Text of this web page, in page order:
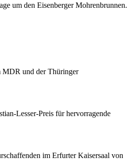
um den Eisenberger Mohrenbrunnen.
MDR und der Thüringer
Lesser-Preis für hervorragende
im Erfurter Kaisersaal von